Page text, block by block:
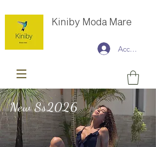
Kiniby Moda Mare
Accedi
New Ss2026